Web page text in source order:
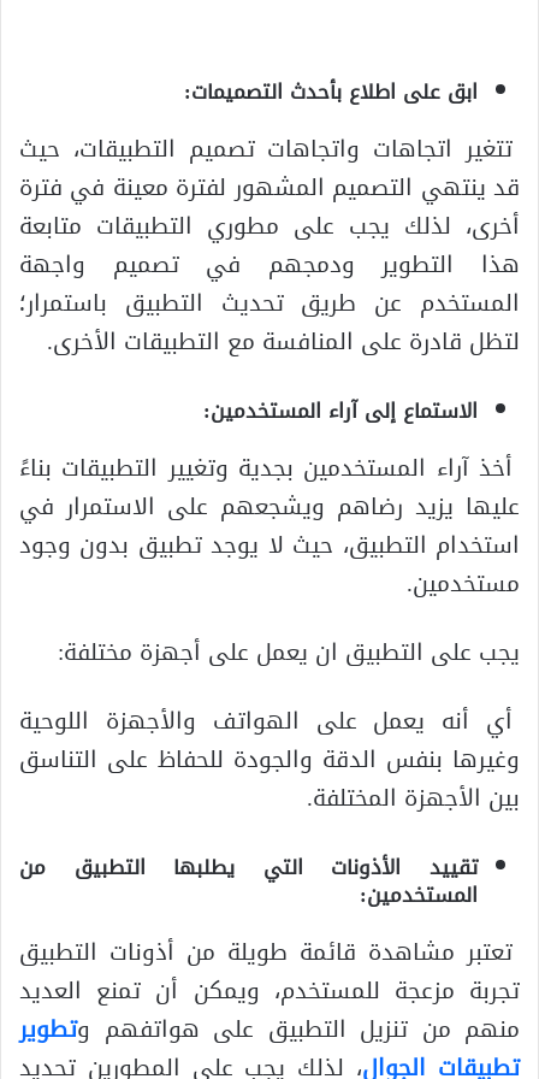
ابق على اطلاع بأحدث التصميمات:
تتغير اتجاهات واتجاهات تصميم التطبيقات، حيث
قد ينتهي التصميم المشهور لفترة معينة في فترة
أخرى، لذلك يجب على مطوري التطبيقات متابعة
هذا التطوير ودمجهم في تصميم واجهة
المستخدم عن طريق تحديث التطبيق باستمرار؛
لتظل قادرة على المنافسة مع التطبيقات الأخرى.
الاستماع إلى آراء المستخدمين:
أخذ آراء المستخدمين بجدية وتغيير التطبيقات بناءً
عليها يزيد رضاهم ويشجعهم على الاستمرار في
استخدام التطبيق، حيث لا يوجد تطبيق بدون وجود
مستخدمين.
يجب على التطبيق ان يعمل على أجهزة مختلفة:
أي أنه يعمل على الهواتف والأجهزة اللوحية
وغيرها بنفس الدقة والجودة للحفاظ على التناسق
بين الأجهزة المختلفة.
تقييد الأذونات التي يطلبها التطبيق من
المستخدمين:
تعتبر مشاهدة قائمة طويلة من أذونات التطبيق
تجربة مزعجة للمستخدم، ويمكن أن تمنع العديد
منهم من تنزيل التطبيق على هواتفهم وتطوير
تطبيقات الجوال، لذلك يجب على المطورين تحديد